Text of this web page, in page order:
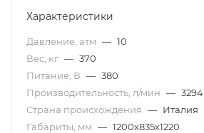
Характеристики
Давление, атм — 10
Вес, кг — 370
Питание, В — 380
Производительность, л/мин — 3294
Страна происхождения — Италия
Габариты, мм — 1200х835х1220